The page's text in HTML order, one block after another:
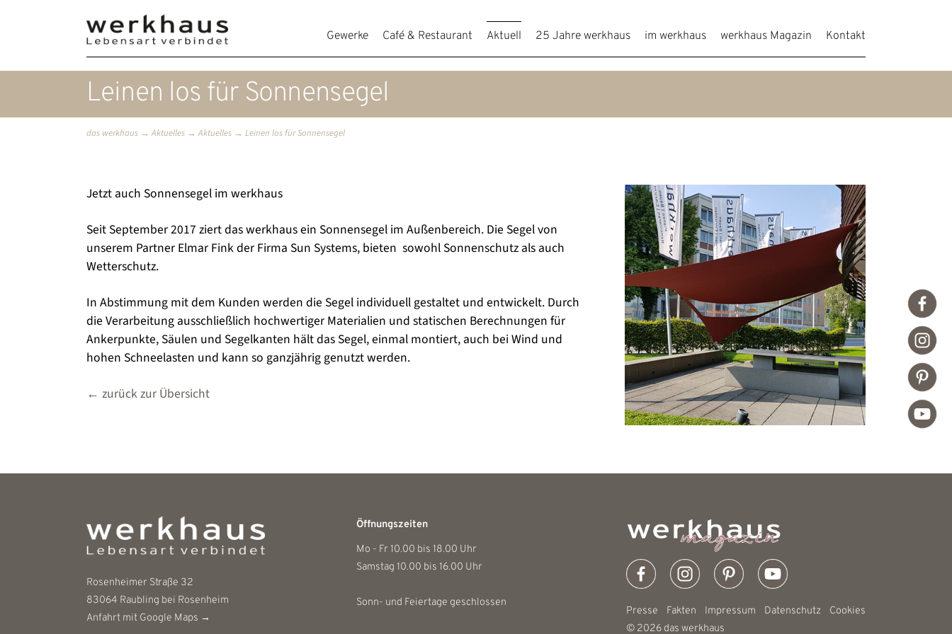
Gewerke Café & Restaurant Aktuell 25 Jahre werkhaus im werkhaus werkhaus Magazin Kontakt
Leinen los für Sonnensegel
das werkhaus →Aktuelles →Aktuelles → Leinen los für Sonnensegel
Jetzt auch Sonnensegel im werkhaus
Seit September 2017 ziert das werkhaus ein Sonnensegel im Außenbereich. Die Segel von
unserem Partner Elmar Fink der Firma Sun Systems, bieten sowohl Sonnenschutz als auch
Wetterschutz.
In Abstimmung mit dem Kunden werden die Segel individuell gestaltet und entwickelt. Durch
die Verarbeitung ausschließlich hochwertiger Materialien und statischen Berechnungen für
Ankerpunkte, Säulen und Segelkanten hält das Segel, einmal montiert, auch bei Wind und
hohen Schneelasten und kann so ganzjährig genutzt werden.
← zurück zur Übersicht
Rosenheimer Straße 32
83064 Raubling bei Rosenheim
Anfahrt mit Google Maps →
Öffnungszeiten
Mo - Fr 10.00 bis 18.00 Uhr
Samstag 10.00 bis 16.00 Uhr
Sonn- und Feiertage geschlossen
Presse Fakten Impressum Datenschutz
Cookies
© 2026 das werkhaus